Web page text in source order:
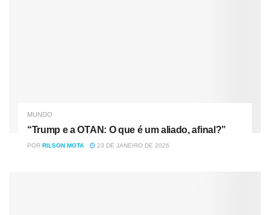
MUNDO
“Trump e a OTAN: O que é um aliado, afinal?”
POR RILSON MOTA 23 DE JANEIRO DE 2026